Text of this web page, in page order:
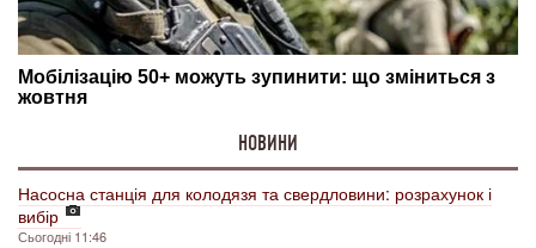
НОВИНИ
Насосна станція для колодязя та свердловини: розрахунок і
вибір
Сьогодні 11:46